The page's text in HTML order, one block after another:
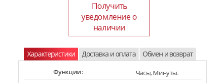
Получить
уведомление о
наличии
Характеристики Доставка и оплата Обмен и возврат
Функции:
Часы, Минуты.